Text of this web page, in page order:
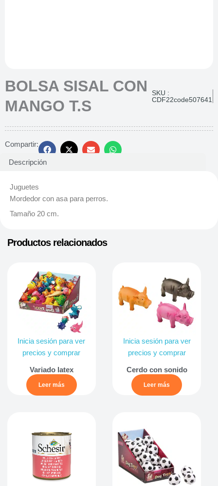
BOLSA SISAL CON
MANGO T.S
SKU :
CDF22code507641
Compartir:
Descripción
Juguetes
Mordedor con asa para perros.
Tamaño 20 cm.
Productos relacionados
Inicia sesión para ver
precios y comprar
Variado latex
Leer más
Inicia sesión para ver
precios y comprar
Cerdo con sonido
Leer más